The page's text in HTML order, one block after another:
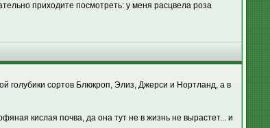
приходите посмотреть: у меня расцвела роза
голубики сортов Блюкроп, Элиз, Джерси и Нортланд, а в
кислая почва, да она тут не в жизнь не вырастет... и